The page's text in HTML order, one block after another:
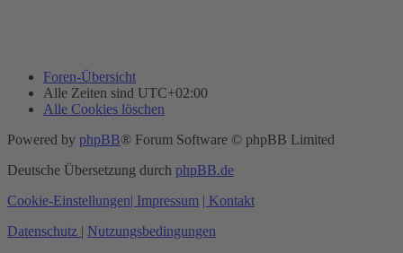
Foren-Übersicht
Alle Zeiten sind UTC+02:00
Alle Cookies löschen
Powered by phpBB® Forum Software © phpBB Limited
Deutsche Übersetzung durch phpBB.de
Cookie-Einstellungen| Impressum | Kontakt
Datenschutz | Nutzungsbedingungen